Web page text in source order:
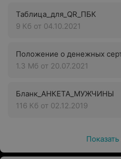
Таблица_для_QR_ПБК
9 Кб от 04.10.2021
1.3 Мб от 20.07.2021
Бланк_АНКЕТА_МУЖЧИНЫ
116 Кб от 02.12.2019